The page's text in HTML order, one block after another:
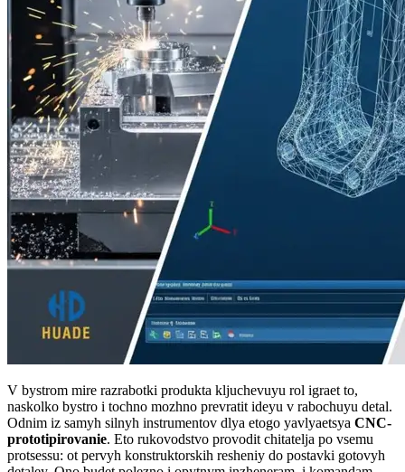
V bystrom mire razrabotki produkta kljuchevuyu rol igraet to,
naskolko bystro i tochno mozhno prevratit ideyu v rabochuyu detal.
Odnim iz samyh silnyh instrumentov dlya etogo yavlyaetsya CNC-
prototipirovanie. Eto rukovodstvo provodit chitatelja po vsemu
protsessu: ot pervyh konstruktorskih resheniy do postavki gotovyh